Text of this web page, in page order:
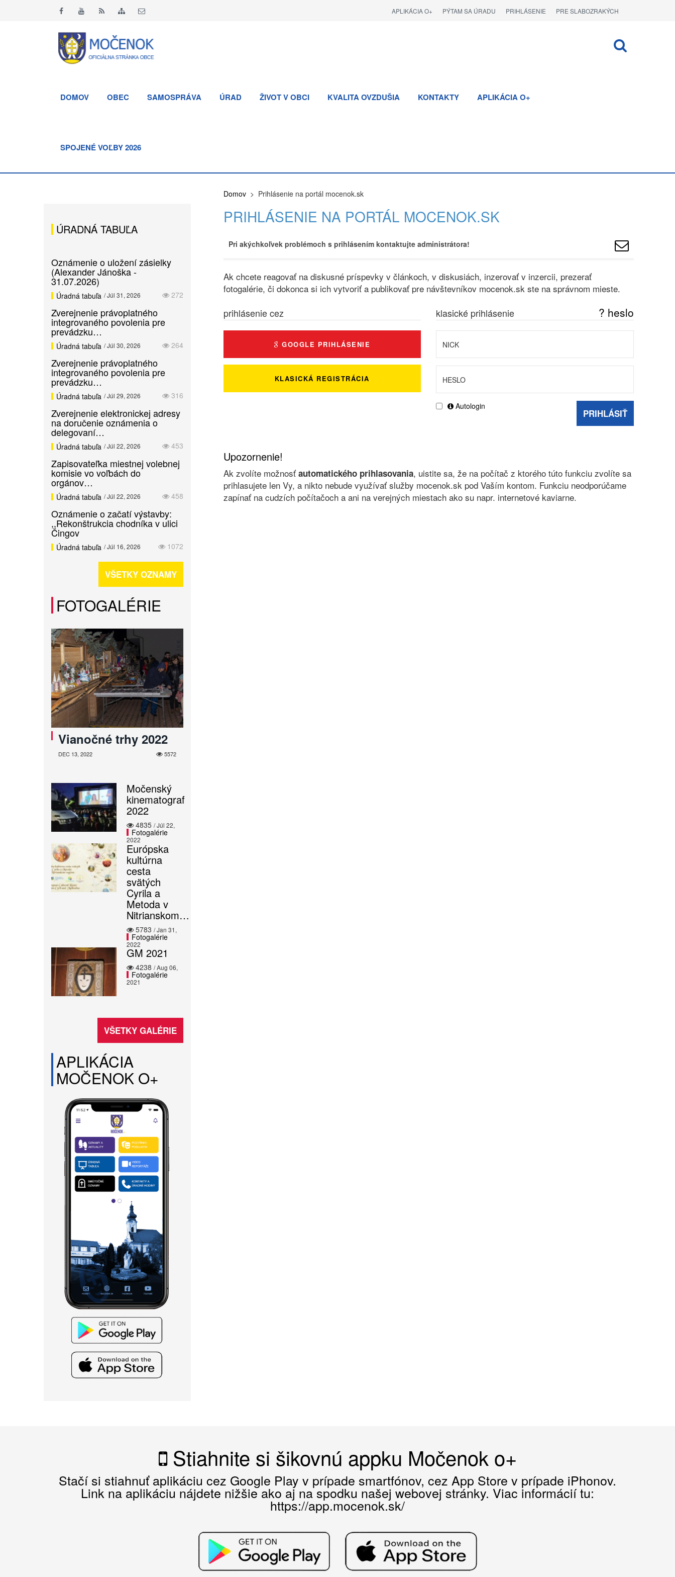
PRE SLABOZRAKÝCH
PRIHLÁSENIE
PÝTAM SA ÚRADU
APLIKÁCIA O+
DOMOV OBEC SAMOSPRÁVA ÚRAD ŽIVOT V OBCI KVALITA OVZDUŠIA KONTAKTY APLIKÁCIA O+
SPOJENÉ VOĽBY 2026
Domov> Prihlásenie na portál mocenok.sk
PRIHLÁSENIE NA PORTÁL MOCENOK.SK
Pri akýchkoľvek problémoch s prihlásením kontaktujte administrátora!
Ak chcete reagovať na diskusné príspevky v článkoch, v diskusiách, inzerovať v inzercii, prezerať
fotogalérie, či dokonca si ich vytvoriť a publikovať pre návštevníkov mocenok.sk ste na správnom mieste.
prihlásenie cez
GOOGLE PRIHLÁSENIE
KLASICKÁ REGISTRÁCIA
klasické prihlásenie ? heslo
Autologin
PRIHLÁSIŤ
Upozornenie!
Ak zvolíte možnosťautomatického prihlasovania, uistite sa, že na počítač z ktorého túto funkciu zvolíte sa
prihlasujete len Vy, a nikto nebude využívať služby mocenok.sk pod Vaším kontom. Funkciu neodporúčame
zapínať na cudzích počítačoch a ani na verejných miestach ako su napr. internetové kaviarne.
ÚRADNÁ TABUĽA
Oznámenie o uložení zásielky
(Alexander Jánoška -
31.07.2026)
272
Úradná tabuľa / Júl 31, 2026
Zverejnenie právoplatného
integrovaného povolenia pre
prevádzku…
264
Úradná tabuľa / Júl 30, 2026
Zverejnenie právoplatného
integrovaného povolenia pre
prevádzku…
316
Úradná tabuľa / Júl 29, 2026
Zverejnenie elektronickej adresy
na doručenie oznámenia o
delegovaní…
453
Úradná tabuľa / Júl 22, 2026
Zapisovateľka miestnej volebnej
komisie vo voľbách do
orgánov…
458
Úradná tabuľa / Júl 22, 2026
Oznámenie o začatí výstavby:
,,Rekonštrukcia chodníka v ulici
Čingov
1072
Úradná tabuľa / Júl 16, 2026
VŠETKY OZNAMY
FOTOGALÉRIE
Vianočné trhy 2022
5572
DEC 13, 2022
Močenský
kinematograf
2022
4835
Fotogalérie
/ Júl 22,
2022
Európska
kultúrna
cesta
svätých
Cyrila a
Metoda v
Nitrianskom…
5783
Fotogalérie
/ Jan 31,
2022
GM 2021
4238
Fotogalérie
/ Aug 06,
2021
VŠETKY GALÉRIE
APLIKÁCIA
MOČENOK O+
Stiahnite si šikovnú appku Močenok o+
Stačí si stiahnuť aplikáciu cez Google Play v prípade smartfónov, cez App Store v prípade iPhonov.
Link na aplikáciu nájdete nižšie ako aj na spodku našej webovej stránky. Viac informácií tu:
https://app.mocenok.sk/